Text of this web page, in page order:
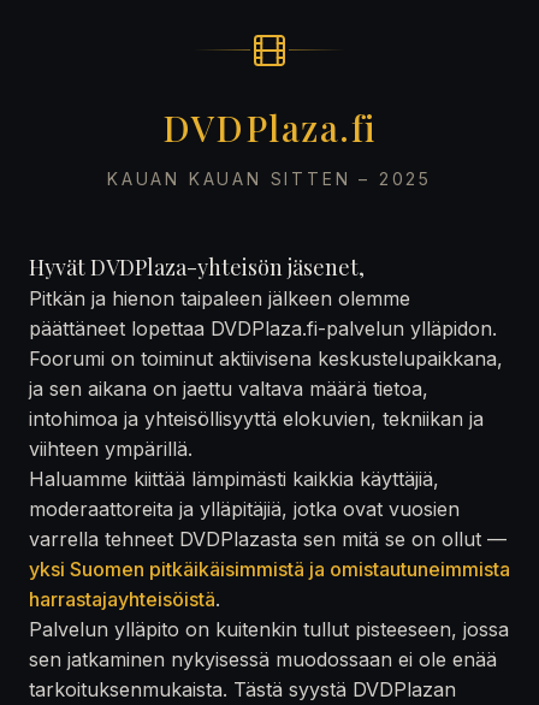
DVDPlaza.fi
KAUAN KAUAN SITTEN – 2025
Hyvät DVDPlaza-yhteisön jäsenet,
Pitkän ja hienon taipaleen jälkeen olemme
päättäneet lopettaa DVDPlaza.fi-palvelun ylläpidon.
Foorumi on toiminut aktiivisena keskustelupaikkana,
ja sen aikana on jaettu valtava määrä tietoa,
intohimoa ja yhteisöllisyyttä elokuvien, tekniikan ja
viihteen ympärillä.
Haluamme kiittää lämpimästi kaikkia käyttäjiä,
moderaattoreita ja ylläpitäjiä, jotka ovat vuosien
varrella tehneet DVDPlazasta sen mitä se on ollut —
yksi Suomen pitkäikäisimmistä ja omistautuneimmista
harrastajayhteisöistä.
Palvelun ylläpito on kuitenkin tullut pisteeseen, jossa
sen jatkaminen nykyisessä muodossaan ei ole enää
tarkoituksenmukaista. Tästä syystä DVDPlazan